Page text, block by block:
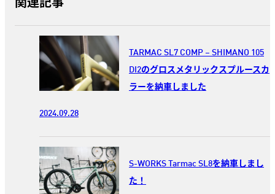
TARMAC SL7 COMP – SHIMANO 105
DI2のグロスメタリックスプルースカ
ラーを納車しました
2024.09.28
S-WORKS Tarmac SL8を納車しまし
た！